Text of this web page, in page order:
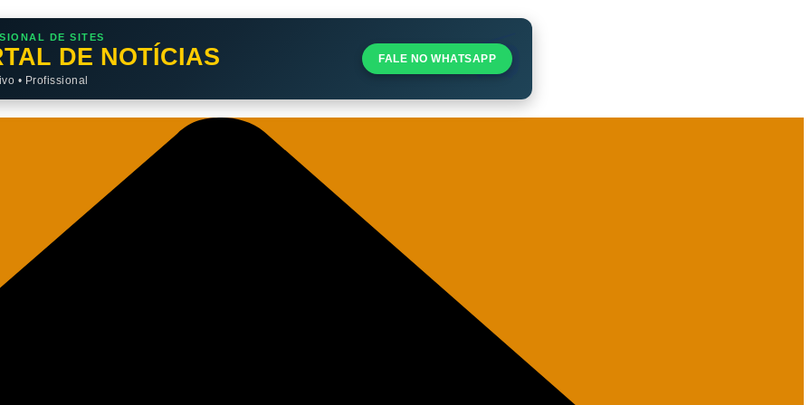
DE SITES
DE NOTÍCIAS
• Profissional
FALE NO WHATSAPP